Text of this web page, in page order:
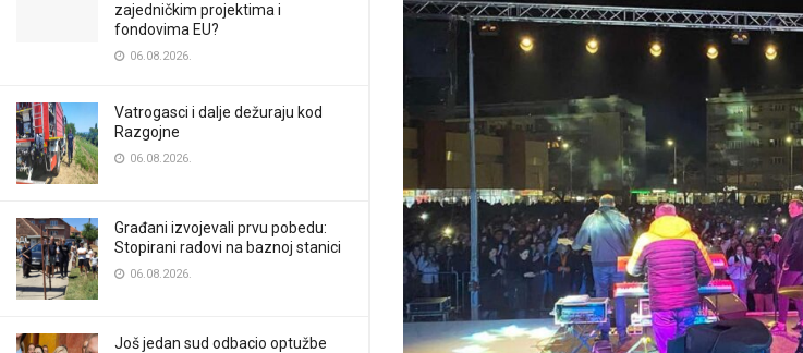
zajedničkim projektima i
fondovima EU?
06.08.2026.
Vatrogasci i dalje dežuraju kod
Razgojne
06.08.2026.
Građani izvojevali prvu pobedu:
Stopirani radovi na baznoj stanici
06.08.2026.
Još jedan sud odbacio optužbe